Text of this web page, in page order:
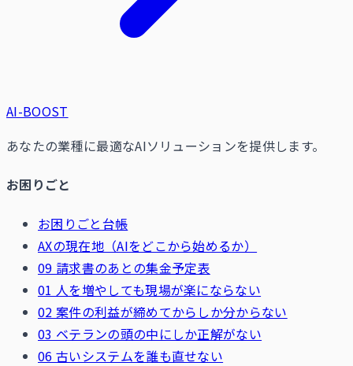
AI-BOOST
あなたの業種に最適なAIソリューションを提供します。
お困りごと
お困りごと台帳
AXの現在地（AIをどこから始めるか）
09 請求書のあとの集金予定表
01 人を増やしても現場が楽にならない
02 案件の利益が締めてからしか分からない
03 ベテランの頭の中にしか正解がない
06 古いシステムを誰も直せない